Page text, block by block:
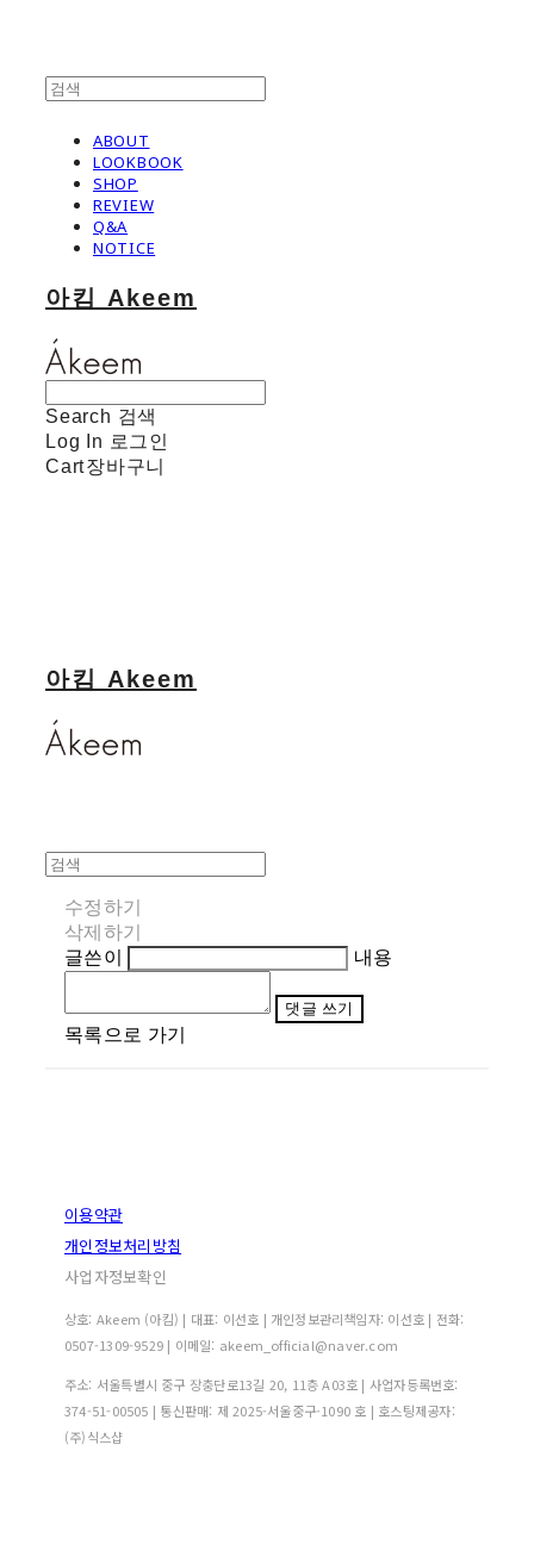
ABOUT
LOOKBOOK
SHOP
REVIEW
Q&A
NOTICE
아킴 Akeem
Search 검색
Log In 로그인
Cart장바구니
아킴 Akeem
수정하기
삭제하기
글쓴이
내용
댓글 쓰기
목록으로 가기
이용약관
개인정보처리방침
사업자정보확인
상호: Akeem (아킴) | 대표: 이선호 | 개인정보관리책임자: 이선호 | 전화:
0507-1309-9529 | 이메일: akeem_official@naver.com
주소: 서울특별시 중구 장충단로13길 20, 11층 A03호 | 사업자등록번호:
374-51-00505 | 통신판매: 제 2025-서울중구-1090 호 | 호스팅제공자:
(주)식스샵